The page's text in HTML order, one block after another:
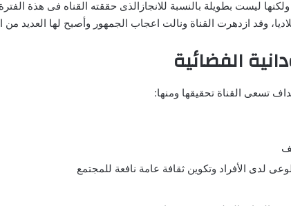
ليست بطويلة بالنسبة للانجازالذى حققته القناه فى هذة
الفضائية
تسعى القناة تحقيقها ومنها:
لدى الأفراد وتكوين ثقافة عامة نافعة للمجتمع